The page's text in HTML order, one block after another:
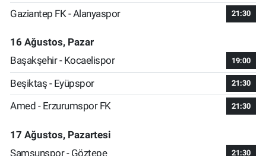
Gaziantep FK - Alanyaspor 21:30
16 Ağustos, Pazar
Başakşehir - Kocaelispor
19:00
Beşiktaş - Eyüpspor 21:30
Amed - Erzurumspor FK 21:30
17 Ağustos, Pazartesi
Samsunspor - Göztepe
21:30